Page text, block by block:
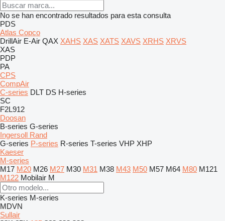
No se han encontrado resultados para esta consulta
PDS
Atlas Copco
DrillAir E-Air QAX XAHS XAS XATS XAVS XRHS XRVS
XAS
PDP
PA
CPS
CompAir
C-series DLT DS H-series
SC
F2L912
Doosan
B-series G-series
Ingersoll Rand
G-series P-series R-series T-series VHP XHP
Kaeser
M-series
M17 M20 M26 M27 M30 M31 M38 M43 M50 M57 M64 M80 M121
M122 Mobilair M
K-series M-series
MDVN
Sullair